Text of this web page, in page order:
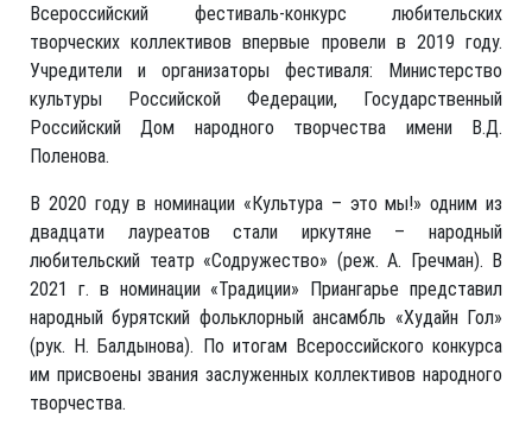
Всероссийский фестиваль-конкурс любительских
творческих коллективов впервые провели в 2019 году.
Учредители и организаторы фестиваля: Министерство
культуры Российской Федерации, Государственный
Российский Дом народного творчества имени В.Д.
Поленова.
В 2020 году в номинации «Культура – это мы!» одним из
двадцати лауреатов стали иркутяне – народный
любительский театр «Содружество» (реж. А. Гречман). В
2021 г. в номинации «Традиции» Приангарье представил
народный бурятский фольклорный ансамбль «Худайн Гол»
(рук. Н. Балдынова). По итогам Всероссийского конкурса
им присвоены звания заслуженных коллективов народного
творчества.